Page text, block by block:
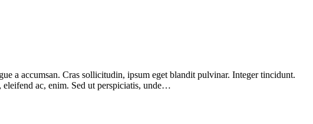
a accumsan. Cras sollicitudin, ipsum eget blandit pulvinar. Integer tincidunt.
eleifend ac, enim. Sed ut perspiciatis, unde…